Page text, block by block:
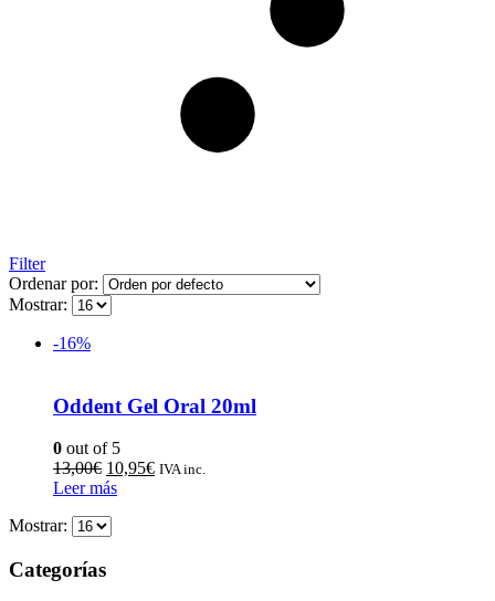
Filter
Ordenar por:
Mostrar:
-16%
Oddent Gel Oral 20ml
0 out of 5
13,00€ 10,95€ IVA inc.
Leer más
Mostrar:
Categorías